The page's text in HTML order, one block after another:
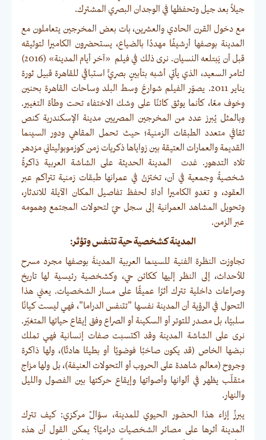
جيلاً بعد جيل وتحفظها في الوجدان البصري المشترك.
مع دخول القرن الحادي والعشرين، بات بعض المخرجين يتعاملون مع
المدينة بوصفها أرشيفًا مهددًا بالضياع، يستحضرون الكاميرا لتوثيقه
قبل أن يَبتلعه النسيان. نرى ذلك في فيلم «آخر أيام المدينة» (2016)
لتامر السعيد، الذي يأتي أشبه بتأبينٍ بصريٍّ استباقي للقاهرة قبيل ثورة
يناير 2011. يصوّر الفيلم شوارعَ وسط البلد وساحات القاهرة بحنين
وخوف معًا، كأنما يوثق كائنًا على وشك الاختفاء تحت وطأة التغيير.
وبالمثل يُبرز عدد من المخرجين المصريين مدينة الإسكندرية كنص
ثقافي متعدد الطبقات الزمنية؛ حيث تحمل المقاهي ودور السينما
القديمة والعمارات العتيقة بين زواياها ذكريات زمن كوزموبوليتاني مزدهر
تلاه التدهور. غدت المدينة الحديثة على الشاشة العربية ذاكرةً
شخصيةً وجمعية في آن، تختزنُ في عمرانها طبقات زمنية تتراكم عبر
العقود، و تغدو الكاميرا أداة لحفظ تفاصيل المكان الآيلة للاندثار،
وتحويل المشاهد العمرانية إلى سجل حيّ لتحولات المجتمع وهمومه
عبر الزمن.
المدينة كشخصية حية تتنفس وتؤثر:
تجاوزت النظرة الفنية للسينما العربية المدينةَ بوصفها مجرد مسرح
للأحداث، إلى النظر إليها ككائن حي، وكشخصية رئيسية لها تاريخ
وصراعات داخلية تترك أثرًا عميقًا على مسار الشخصيات. يعني هذا
التحول في الرؤية أن المدينة نفسها "تتنفس الدراما"، فهي ليست كيانًا
سلبيًا، بل مصدر للتوتر أو السكينة أو الصراع وفق إيقاع حياتها المتغيّر.
نرى على الشاشة المدينة وقد اكتسبت صفات إنسانية فهي تملك
نبضها الخاص (قد يكون صاخبًا فوضويًا أو بطيئًا هادئًا)، ولها ذاكرة
وجروح (معالم شاهدة على الحروب أو التحولات العنيفة)، بل ولها مزاج
متقلّب يظهر في ألوانها وأصواتها وإيقاع حركتها بين الفصول والليل
والنهار.
يبرزُ إزاء هذا الحضور الحيوي للمدينة، سؤالٌ مركزي: كيف تترك
المدينة أثرها على مصائر الشخصيات دراميًا؟ يمكن القول أن هذه